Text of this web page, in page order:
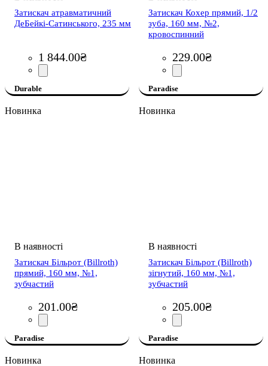
Затискач атравматичний
ДеБейкі-Сатинського, 235 мм
1 844.00₴
Durable
Затискач Кохер прямий, 1/2
зуба, 160 мм, №2,
кровоспинний
229.00₴
Paradise
Новинка
Затискач Більрот (Billroth)
прямий, 160 мм, №1,
зубчастий
201.00₴
Paradise
Новинка
Затискач Більрот (Billroth)
зігнутий, 160 мм, №1,
зубчастий
205.00₴
Paradise
Новинка Новинка